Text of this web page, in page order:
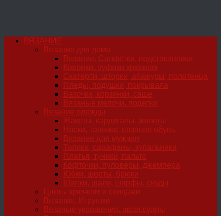
ВЯЗАНИЕ
Вязание для дома
Вязание. Салфетки, подстаканники
Коврики, пуфики крючком
Скатерти, шторки, абажуры, полотенца
Пледы, подушки, покрывала
Вазочки, корзинки, саше
Вязаные мелочи, поделки
Вязание одежды
Жакеты, кардиганы, жилеты
Носки, тапочки, вязаная обувь
Вязание для мужчин
Топики, сарафаны, купальники
Платья, туники, пальто
Кофточки, пуловеры, джемпера
Юбки, шорты, брюки
Шапки, шали, шарфы, снуды
Цветы крючком и спицами
Вязание. Игрушки
Вязаные украшения, аксессуары